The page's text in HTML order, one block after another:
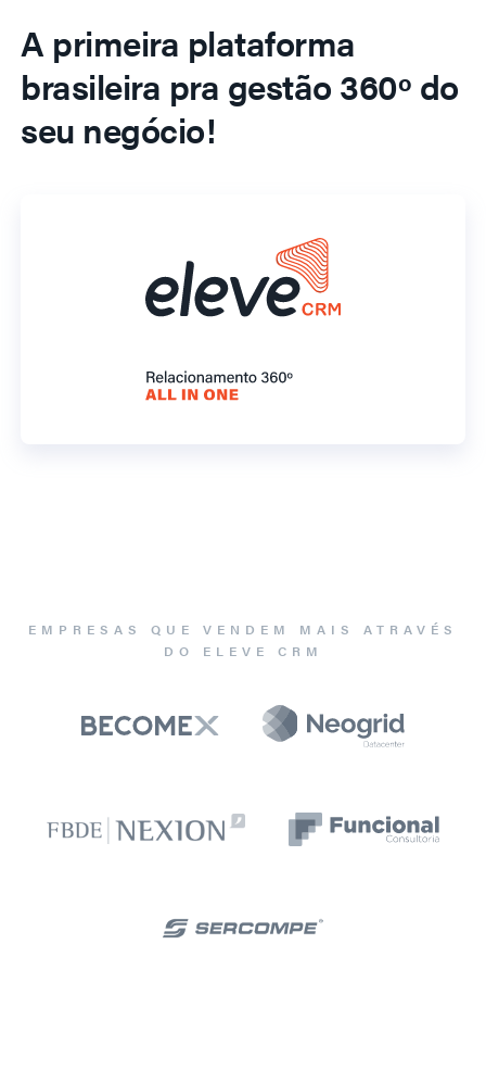
A primeira plataforma
brasileira pra gestão 360º do
seu negócio!
EMPRESAS QUE VENDEM MAIS ATRAVÉS
DO ELEVE CRM